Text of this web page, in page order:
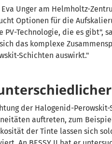
Eva Unger am Helmholtz-
Optionen für die
PV-Technologie, die es gibt",
das komplexe
Schichten auswirkt."
der Halogenid-
auftreten, zum
der Tinte lassen sich